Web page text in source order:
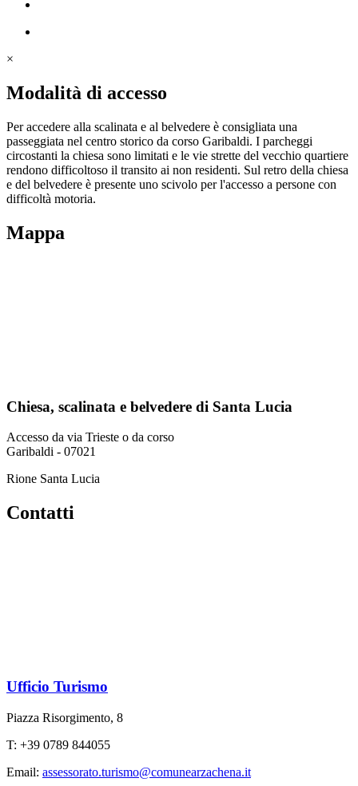
×
Modalità di accesso
Per accedere alla scalinata e al belvedere è consigliata una
passeggiata nel centro storico da corso Garibaldi. I parcheggi
circostanti la chiesa sono limitati e le vie strette del vecchio quartiere
rendono difficoltoso il transito ai non residenti. Sul retro della chiesa
e del belvedere è presente uno scivolo per l'accesso a persone con
difficoltà motoria.
Mappa
Chiesa, scalinata e belvedere di Santa Lucia
Accesso da via Trieste o da corso
Garibaldi - 07021
Rione Santa Lucia
Contatti
Ufficio Turismo
Piazza Risorgimento, 8
T: +39 0789 844055
Email: assessorato.turismo@comunearzachena.it